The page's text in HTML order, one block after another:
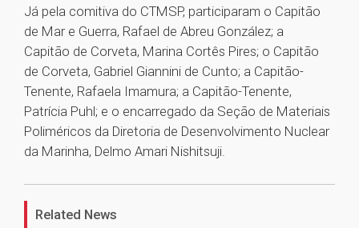
Já pela comitiva do CTMSP, participaram o Capitão
de Mar e Guerra, Rafael de Abreu González; a
Capitão de Corveta, Marina Cortês Pires; o Capitão
de Corveta, Gabriel Giannini de Cunto; a Capitão-
Tenente, Rafaela Imamura; a Capitão-Tenente,
Patrícia Puhl; e o encarregado da Seção de Materiais
Poliméricos da Diretoria de Desenvolvimento Nuclear
da Marinha, Delmo Amari Nishitsuji.
1
Related News